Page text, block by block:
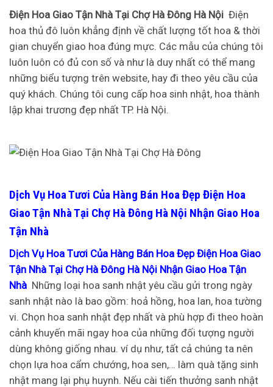
Điện Hoa Giao Tận Nhà Tại Chợ Hà Đông Hà Nội Điện
hoa thủ đô luôn khẳng định về chất lượng tốt hoa & thời
gian chuyển giao hoa đúng mực. Các mẫu của chúng tôi
luôn luôn có đủ con số và như là duy nhất có thể mang
những biểu tượng trên website, hay đi theo yêu cầu của
quý khách. Chúng tôi cung cấp hoa sinh nhật, hoa thành
lập khai trương đẹp nhất TP. Hà Nội.
Dịch Vụ Hoa Tươi Của Hàng Bán Hoa Đẹp Điện Hoa
Giao Tận Nhà Tại Chợ Hà Đông Hà Nội Nhận Giao Hoa
Tận Nhà
Dịch Vụ Hoa Tươi Của Hàng Bán Hoa Đẹp Điện Hoa Giao
Tận Nhà Tại Chợ Hà Đông Hà Nội Nhận Giao Hoa Tận
Nhà Những loại hoa sanh nhật yêu cầu gửi trong ngày
sanh nhật nào là bao gồm: hoả hồng, hoa lan, hoa tường
vi. Chọn hoa sanh nhật đẹp nhất và phù hợp đi theo hoàn
cảnh khuyến mãi ngay hoa của những đối tượng người
dùng không giống nhau. ví dụ như, tất cả chúng ta nên
chọn lựa hoa cẩm chướng, hoa sen,… làm quà tặng sinh
nhật mang lại phụ huynh. Nếu cài tiến thưởng sanh nhật